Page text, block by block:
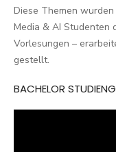
Diese Themen
Media & AI Studenten
Vorlesungen –
gestellt.
BACHELOR